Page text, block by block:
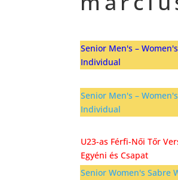
Senior Men's –
Individual
Senior Men's –
Individual
U23-as Férfi-Női Tőr
Egyéni és Csapat
Senior Women's Sabre